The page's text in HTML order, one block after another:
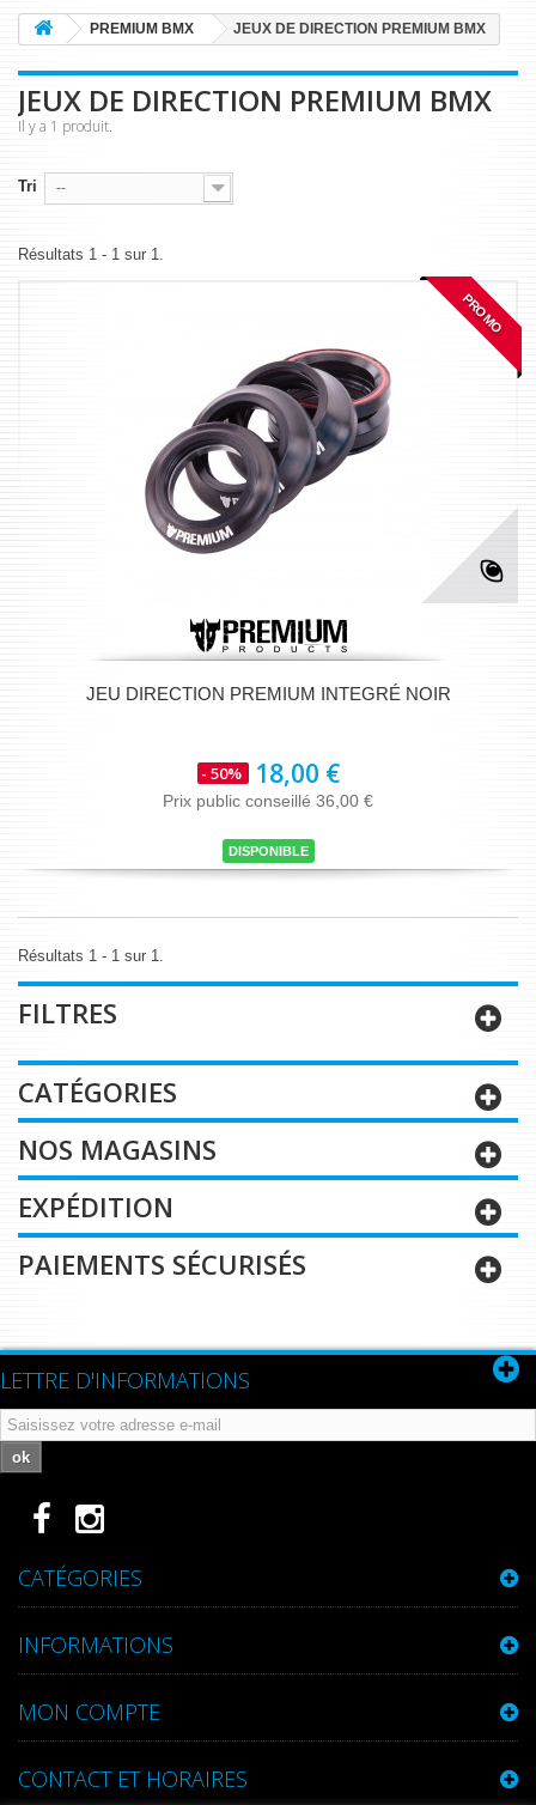
PREMIUM BMX JEUX DE DIRECTION PREMIUM BMX
JEUX DE DIRECTION PREMIUM BMX
Il y a 1 produit.
Tri --
Résultats 1 - 1 sur 1.
PROMO
JEU DIRECTION PREMIUM INTEGRÉ NOIR
- 50% 18,00 €
Prix public conseillé 36,00 €
DISPONIBLE
Résultats 1 - 1 sur 1.
FILTRES
CATÉGORIES
NOS MAGASINS
EXPÉDITION
PAIEMENTS SÉCURISÉS
LETTRE D'INFORMATIONS
ok
CATÉGORIES
INFORMATIONS
MON COMPTE
CONTACT ET HORAIRES